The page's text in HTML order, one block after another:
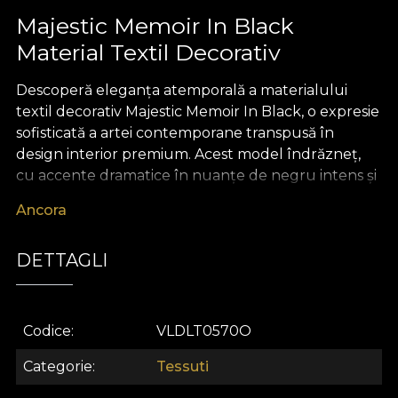
Majestic Memoir In Black
Material Textil Decorativ
Descoperă eleganța atemporală a materialului
textil decorativ Majestic Memoir In Black, o expresie
sofisticată a artei contemporane transpusă în
design interior premium. Acest model îndrăzneț,
cu accente dramatice în nuanțe de negru intens și
decor de poveste. Fiecare linie și element grafic
redefinească atmosfera locuinței tale – o alegere
statement pentru cei care își doresc rafinament
Versatilitatea acestui material textil premium îl
recomandă pentru o gamă largă de aplicații în
amenajările sofisticate: poate fi folosit cu succes
Ancora
DETTAGLI
Codice VLDLT0570O
Categorie Tessuti